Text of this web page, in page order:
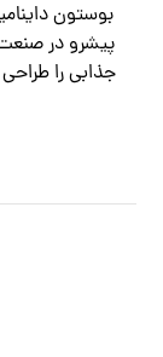
پیشرو در
جذابی را